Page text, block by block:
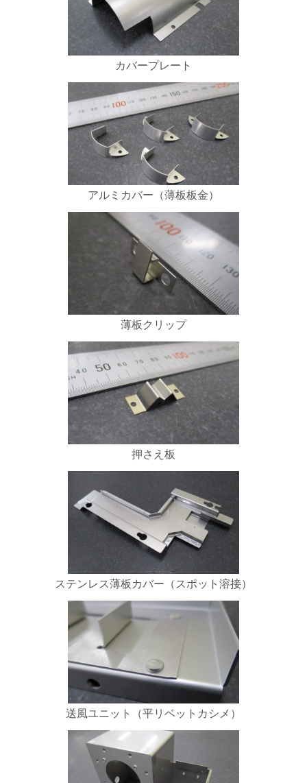
カバープレート
アルミカバー（薄板板金）
薄板クリップ
押さえ板
ステンレス薄板カバー（スポット溶接）
送風ユニット（平リベットカシメ）